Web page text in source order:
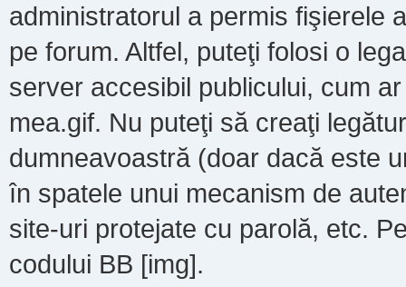
administratorul a permis fişierele
pe forum. Altfel, puteţi folosi o
server accesibil publicului, cum
mea.gif. Nu puteţi să creaţi
dumneavoastră (doar dacă este
în spatele unui mecanism de
site-uri protejate cu parolă, etc.
codului BB [img].